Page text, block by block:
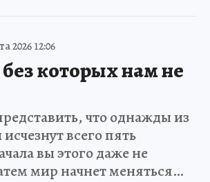
2026 12:06
которых нам не
что однажды из
всего пять
вы этого даже не
мир начнет меняться…